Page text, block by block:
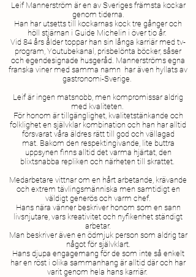
Leif Mannerström är en av Sveriges främsta kockar
genom tiderna.
Han har utsetts till kockarnas kock tre gånger och
höll stjärnan i Guide Michelin i över tio år.
Vid 84 års ålder toppar han sin långa karriär med tv-
program, Youtubekanal, prisbelönta böcker, såser
och egendesignade husgeråd. Mannerströms egna
franska viner med samma namn har även hyllats av
gastronomi-Sverige.
Leif är ingen matsnobb, men kompromissar aldrig
med kvaliteten.
För honom är tillgänglighet, kvalitetstänkande och
folklighet en självklar kombination och han har alltid
försvarat våra äldres rätt till god och vällagad
mat. Bakom den respektingivande, lite buttra
uppsynen finns alltid det varma hjärtat, den
blixtsnabba repliken och närheten till skrattet.
Medarbetare vittnar om en hårt arbetande, krävande
och extrem tävlingsmänniska men samtidigt en
väldigt generös och varm chef.
Hans nära vänner beskriver honom som en sann
livsnjutare, vars kreativitet och nyfikenhet ständigt
arbetar.
Man beskriver även en ödmjuk person som aldrig tar
något för självklart.
Hans djupa engagemang för de som inte så enkelt
har en röst i olika sammanhang är alltid där och har
varit genom hela hans karriär.